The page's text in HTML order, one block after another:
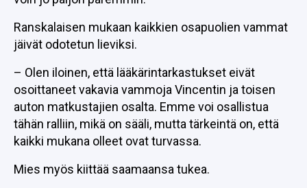
Ranskalaisen mukaan kaikkien osapuolien vammat
jäivät odotetun lieviksi.
– Olen iloinen, että lääkärintarkastukset eivät
osoittaneet vakavia vammoja Vincentin ja toisen
auton matkustajien osalta. Emme voi osallistua
tähän ralliin, mikä on sääli, mutta tärkeintä on, että
kaikki mukana olleet ovat turvassa.
Mies myös kiittää saamaansa tukea.